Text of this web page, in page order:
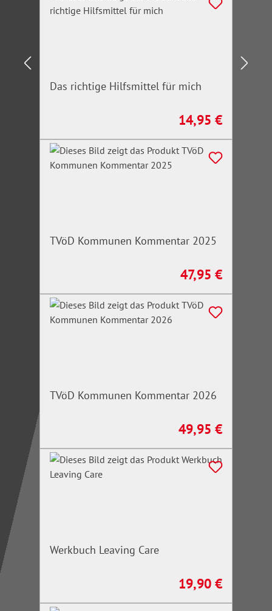
Das richtige Hilfsmittel für mich
Regulärer Preis:
14,95 €
TVöD Kommunen Kommentar 2025
Regulärer Preis:
47,95 €
TVöD Kommunen Kommentar 2026
Regulärer Preis:
49,95 €
Werkbuch Leaving Care
Regulärer Preis:
19,90 €